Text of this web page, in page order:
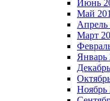
Июнь
Май
Апрель
Март
Январь
Ноябрь